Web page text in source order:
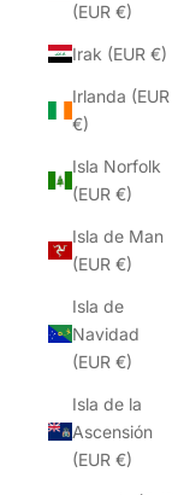
(EUR €)
Irak (EUR €)
Irlanda (EUR
€)
Isla Norfolk
(EUR €)
Isla de Man
(EUR €)
Isla de
Navidad
(EUR €)
Isla de la
Ascensión
(EUR €)